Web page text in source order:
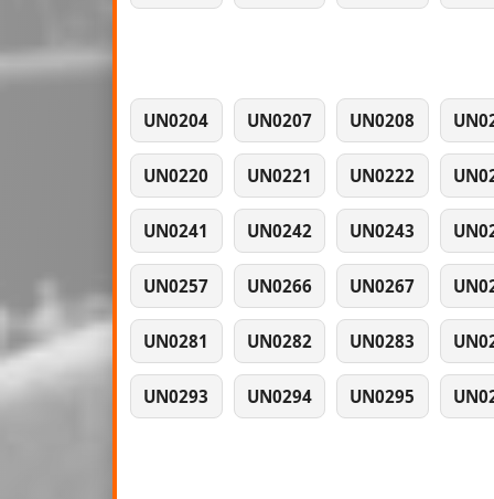
UN0204 UN0207 UN0208
UN0220 UN0221 UN0222
UN0241 UN0242 UN0243
UN0257 UN0266 UN0267
UN0281 UN0282 UN0283
UN0293 UN0294 UN0295